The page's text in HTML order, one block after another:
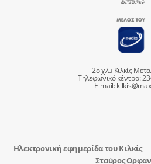
2ο χλμ Κιλκίς
Τηλεφωνικό κέντρο:
E-mail:
Ηλεκτρονική εφημερίδα του Κιλκίς
Σταύρος